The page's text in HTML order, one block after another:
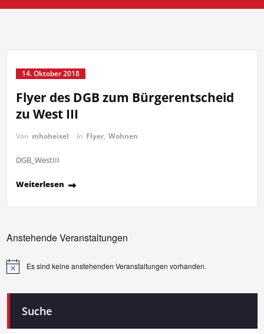
14. Oktober 2018
Flyer des DGB zum Bürgerentscheid
zu West III
Von mhoheisel in Flyer, Wohnen
DGB_WestIII
Weiterlesen
Anstehende Veranstaltungen
HinweisEs sind keine anstehenden Veranstaltungen vorhanden.
Suche